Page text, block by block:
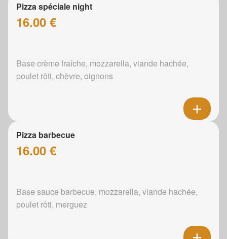
Pizza spéciale night
16.00 €
Base crème fraîche, mozzarella, viande hachée,
poulet rôti, chèvre, oignons
Pizza barbecue
16.00 €
Base sauce barbecue, mozzarella, viande hachée,
poulet rôti, merguez